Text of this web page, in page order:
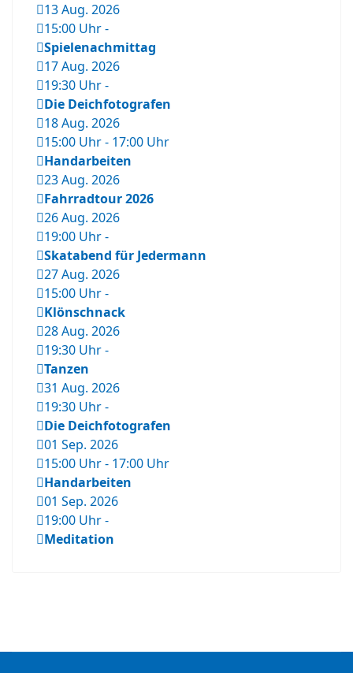
13 Aug. 2026
15:00 Uhr-
Spielenachmittag
17 Aug. 2026
19:30 Uhr-
Die Deichfotografen
18 Aug. 2026
15:00 Uhr- 17:00 Uhr
Handarbeiten
23 Aug. 2026
Fahrradtour 2026
26 Aug. 2026
19:00 Uhr-
Skatabend für Jedermann
27 Aug. 2026
15:00 Uhr-
Klönschnack
28 Aug. 2026
19:30 Uhr-
Tanzen
31 Aug. 2026
19:30 Uhr-
Die Deichfotografen
01 Sep. 2026
15:00 Uhr- 17:00 Uhr
Handarbeiten
01 Sep. 2026
19:00 Uhr-
Meditation